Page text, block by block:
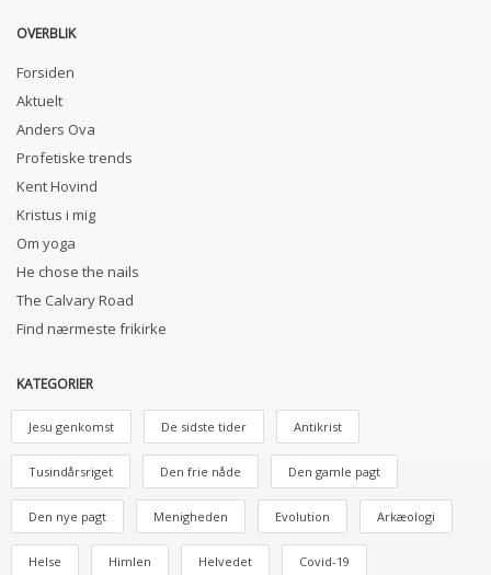
OVERBLIK
Forsiden
Aktuelt
Anders Ova
Profetiske trends
Kent Hovind
Kristus i mig
Om yoga
He chose the nails
The Calvary Road
Find nærmeste frikirke
KATEGORIER
Jesu genkomst De sidste tider Antikrist
Tusindårsriget Den frie nåde Den gamle pagt
Den nye pagt Menigheden Evolution Arkæologi
Helse Himlen Helvedet Covid-19